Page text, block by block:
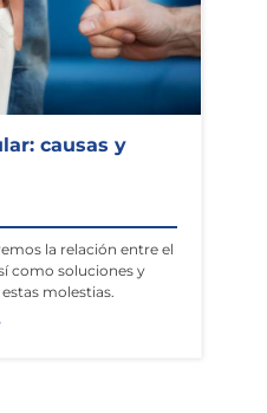
causas y
la relación entre el
como soluciones y
molestias.